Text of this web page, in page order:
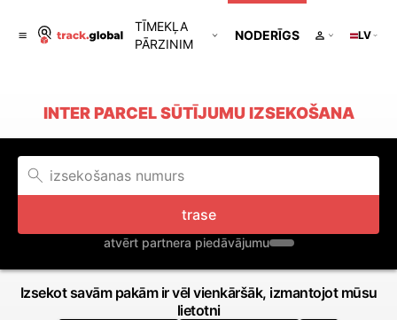
TĪMEKĻA
PĀRZINIM
NODERĪGS LV
INTER PARCEL SŪTĪJUMU IZSEKOŠANA
trase
atvērt partnera piedāvājumu
Izsekot savām pakām ir vēl vienkāršāk, izmantojot mūsu
lietotni